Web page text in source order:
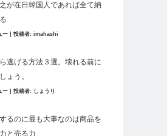
が在日韓国人であれば全て納
ー 投稿者: imahashi
逃げる方法３選。壊れる前に
ょう。
ー 投稿者: しょうり
るのに最も大事なのは商品を
と売る力